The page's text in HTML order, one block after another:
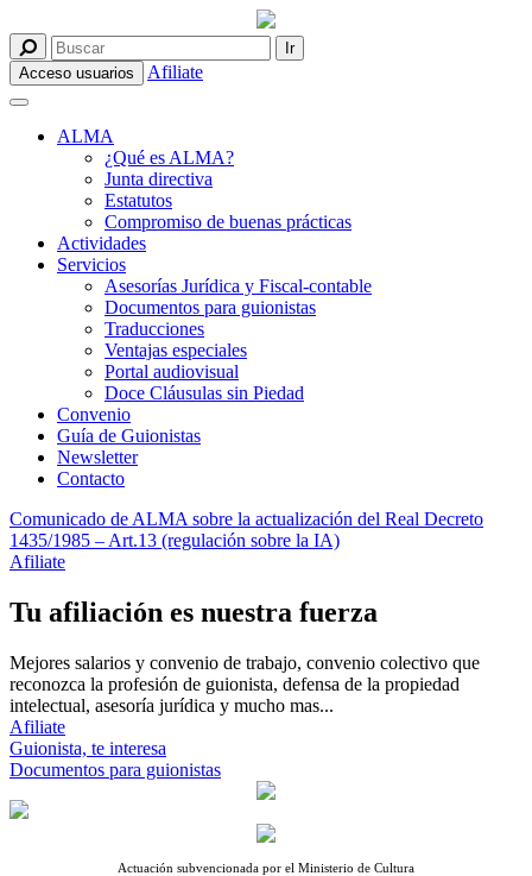
Acceso usuarios Afiliate
ALMA
¿Qué es ALMA?
Junta directiva
Estatutos
Compromiso de buenas prácticas
Actividades
Servicios
Asesorías Jurídica y Fiscal-contable
Documentos para guionistas
Traducciones
Ventajas especiales
Portal audiovisual
Doce Cláusulas sin Piedad
Convenio
Guía de Guionistas
Newsletter
Contacto
Comunicado de ALMA sobre la actualización del Real Decreto
1435/1985 – Art.13 (regulación sobre la IA)
Afiliate
Tu afiliación es nuestra fuerza
Mejores salarios y convenio de trabajo, convenio colectivo que
reconozca la profesión de guionista, defensa de la propiedad
intelectual, asesoría jurídica y mucho mas...
Afiliate
Guionista, te interesa
Documentos para guionistas
Actuación subvencionada por el Ministerio de Cultura